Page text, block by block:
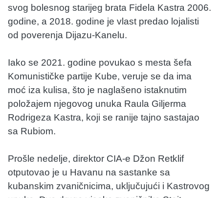
svog bolesnog starijeg brata Fidela Kastra 2006.
godine, a 2018. godine je vlast predao lojalisti
od poverenja Dijazu-Kanelu.
Iako se 2021. godine povukao s mesta šefa
Komunističke partije Kube, veruje se da ima
moć iza kulisa, što je naglašeno istaknutim
položajem njegovog unuka Raula Giljerma
Rodrigeza Kastra, koji se ranije tajno sastajao
sa Rubiom.
Prošle nedelje, direktor CIA-e Džon Retklif
otputovao je u Havanu na sastanke sa
kubanskim zvaničnicima, uključujući i Kastrovog